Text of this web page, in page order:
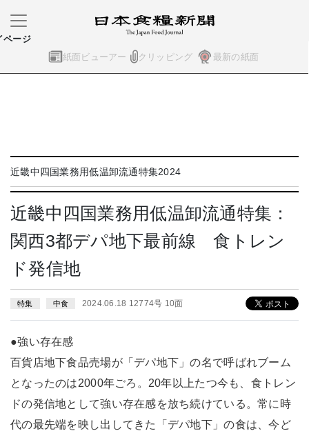
紙面ビューアー クリッピング 最新の紙面
ページ
近畿中四国業務用低温卸流通特集2024
近畿中四国業務用低温卸流通特集：
関西3都デパ地下最前線 食トレン
ド発信地
特集 中食 2024.06.18 12774号 10面
●強い存在感
百貨店地下食品売場が「デパ地下」の名で呼ばれブーム
となったのは2000年ごろ。20年以上たつ今も、食トレン
ドの発信地として強い存在感を放ち続けている。常に時
代の最先端を映し出してきた「デパ地下」の食は、今ど